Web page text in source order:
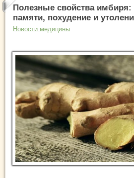
Полезные свойства
памяти, похудение и
Новости медицины